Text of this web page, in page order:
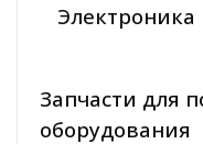
Электроника
Запчасти для
оборудования